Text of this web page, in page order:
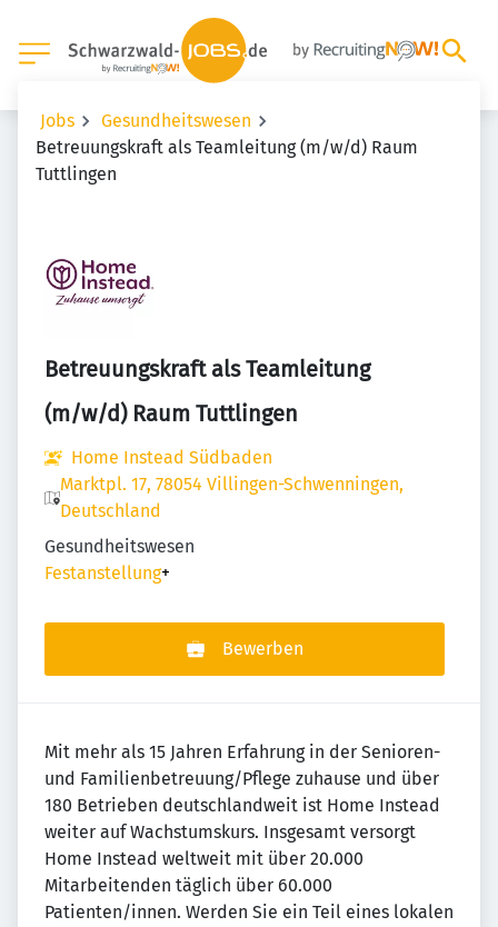
Jobs
Gesundheitswesen
Betreuungskraft als Teamleitung (m/w/d) Raum
Tuttlingen
Betreuungskraft als Teamleitung
(m/w/d) Raum Tuttlingen
Home Instead Südbaden
Marktpl. 17, 78054 Villingen-Schwenningen,
Deutschland
Gesundheitswesen
Festanstellung+
Bewerben
Mit mehr als 15 Jahren Erfahrung in der Senioren-
und Familienbetreuung/Pflege zuhause und über
180 Betrieben deutschlandweit ist Home Instead
weiter auf Wachstumskurs. Insgesamt versorgt
Home Instead weltweit mit über 20.000
Mitarbeitenden täglich über 60.000
Patienten/innen. Werden Sie ein Teil eines lokalen